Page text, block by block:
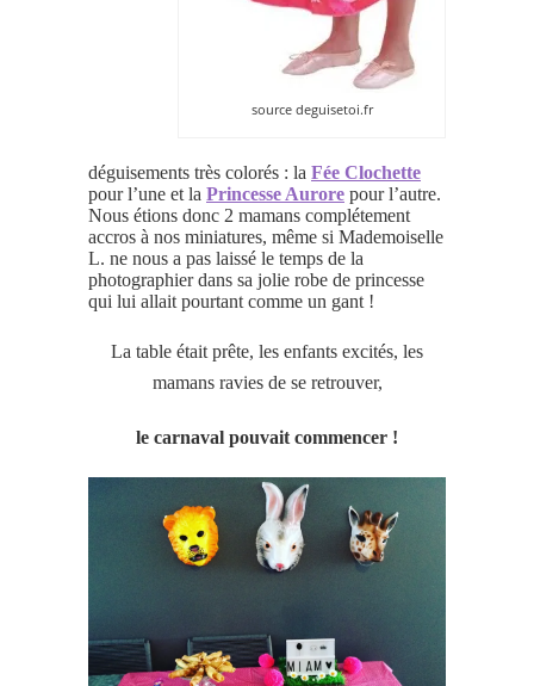
source deguisetoi.fr
déguisements très colorés : la Fée Clochette
pour l’une et la Princesse Aurore pour l’autre.
Nous étions donc 2 mamans complétement
accros à nos miniatures, même si Mademoiselle
L. ne nous a pas laissé le temps de la
photographier dans sa jolie robe de princesse
qui lui allait pourtant comme un gant !
La table était prête, les enfants excités, les
mamans ravies de se retrouver,
le carnaval pouvait commencer !